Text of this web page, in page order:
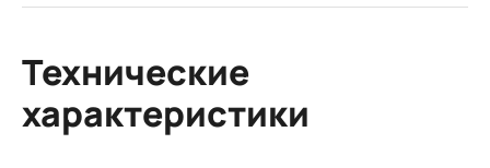
Технические
характеристики